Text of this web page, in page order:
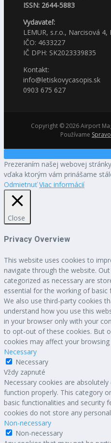
ISSN: 2644-5883
Vydavateľ:
LEMUR, s.r.o., Narcisová 4,
IČO: 4633227
IČ DPH: SK2023339835
Kontakt:
info@letiskovycasopis.sk
0903 675 627
Copyright © 2026 Airport
Používame
Prezeraním našej webovej
vďaka ktorým vám prinášame
Odmietnuť Viac informácií
Close
Privacy Overview
This website uses cookies to
navigate through the website.
categorized as necessary are
essential for the working of
We also use third-party cookies
understand how you use this
in your browser only with your
to opt-out of these cookies. But
cookies may affect your browsing
Necessary
Necessary
Vždy zapnuté
Necessary cookies are
function properly. This category
basic functionalities and security
cookies do not store any
Non-necessary
Non-necessary